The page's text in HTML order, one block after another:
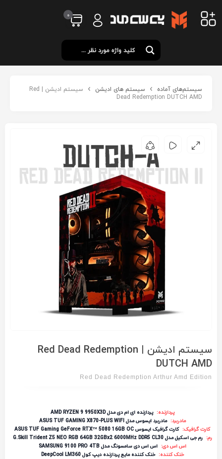
0
سیستم‌های آماده سیستم های ادیشن
سیستم ادیشن | Red
Dead Redemption DUTCH AMD
سیستم ادیشن | Red Dead Redemption
DUTCH AMD
Red Dead Redemption Arthur Amd Edition
پردازنده: پردازنده ای ام دی مدل AMD RYZEN 9 9950X3D
مادربرد: مادربرد ایسوس مدل ASUS TUF GAMING X870-PLUS WIFI
کارت گرافیک: کارت گرافیک ایسوس ASUS TUF Gaming GeForce RTX™ 5080 16GB OC
رم: رم جی اسکیل مدل G.Skill Trident Z5 NEO RGB 64GB 32GBx2 6000MHz DDR5 CL30
اس اس دی: اس اس دی سامسونگ مدل SAMSUNG 9100 PRO 4TB
خنک کننده: خنک کننده مایع پردازنده دیپ کول DeepCool LM360